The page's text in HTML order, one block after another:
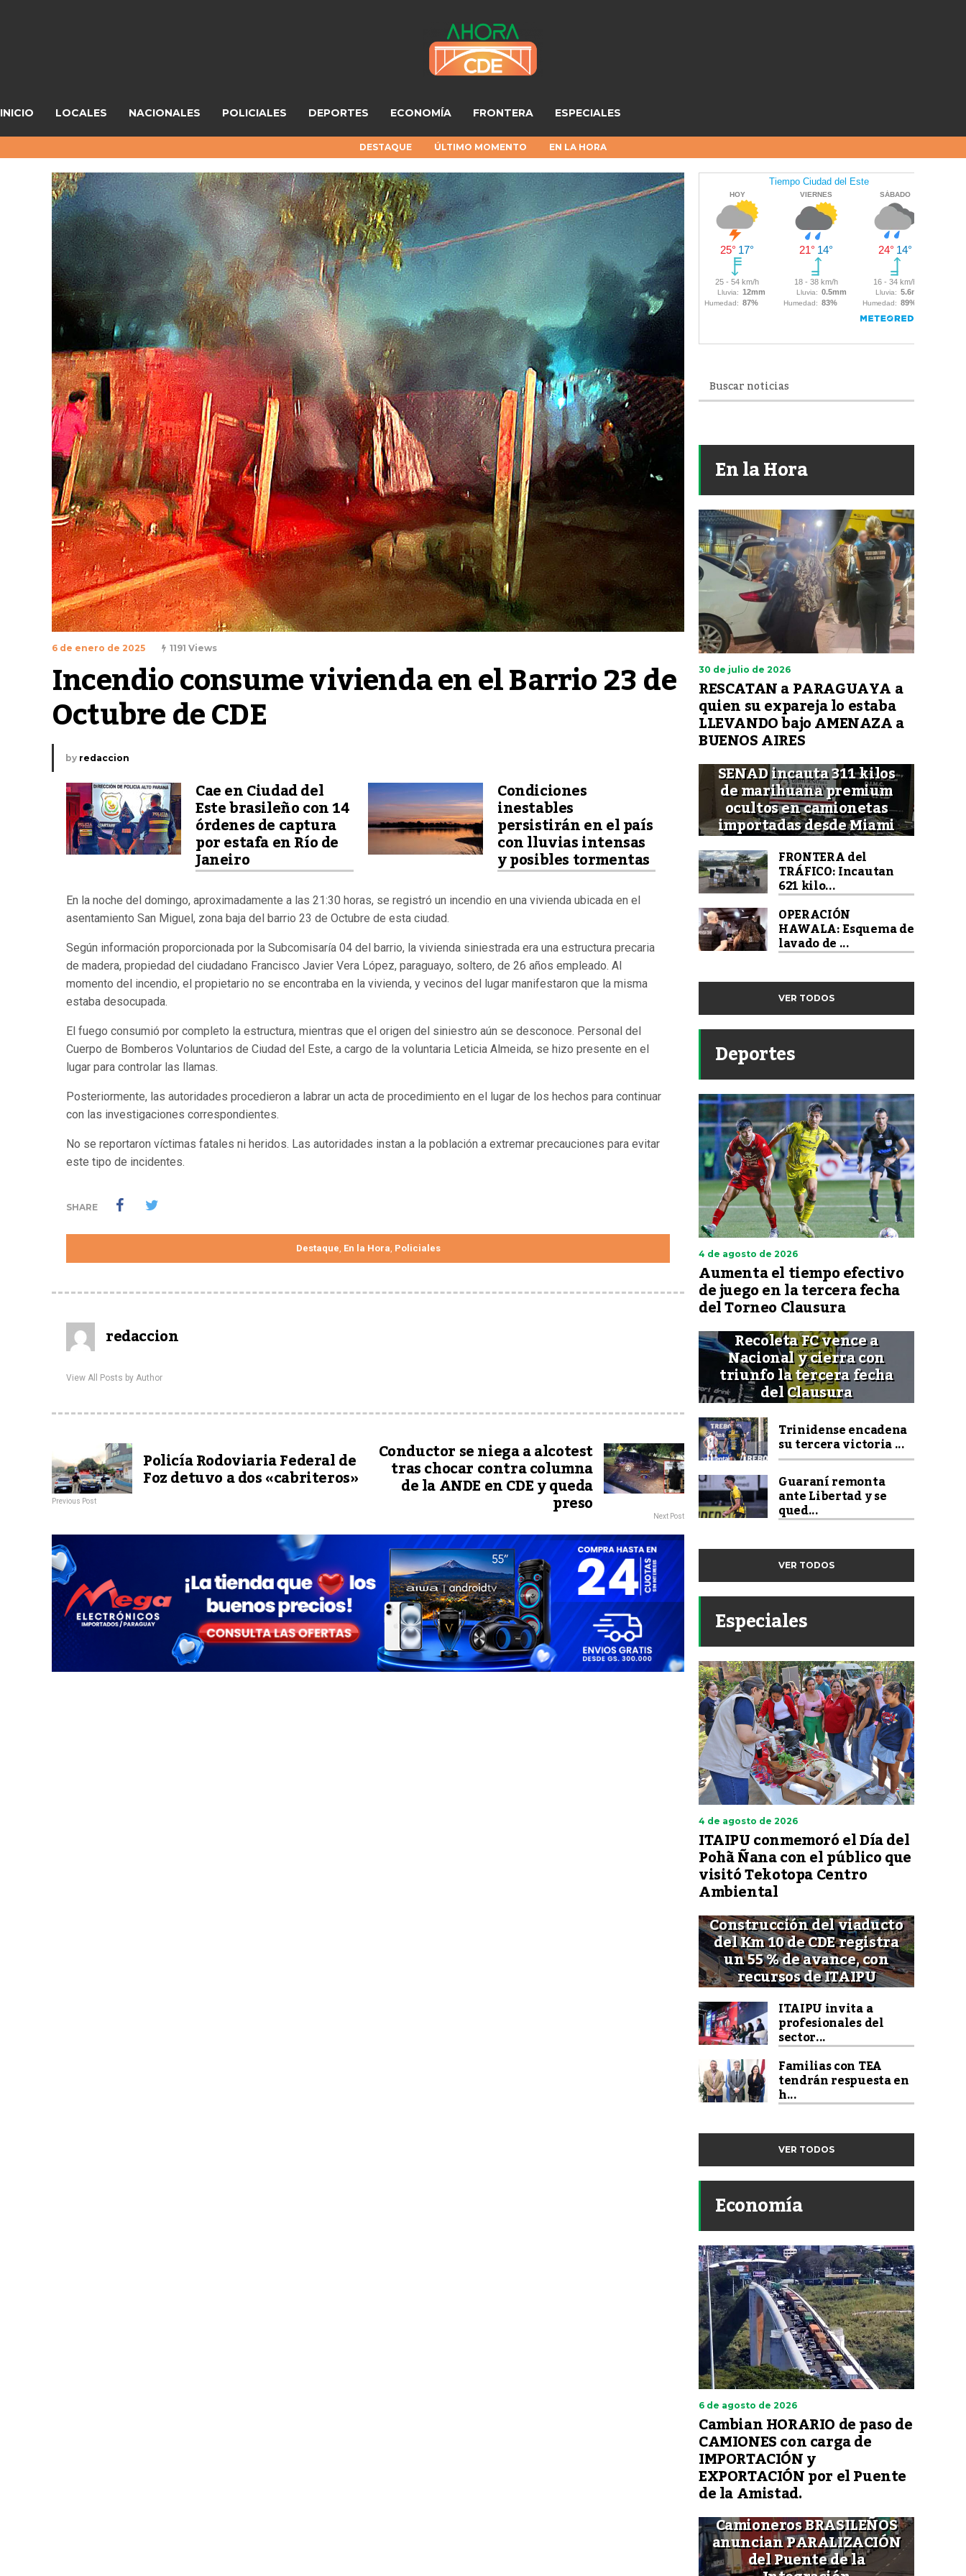
INICIO LOCALES NACIONALES POLICIALES DEPORTES ECONOMÍA FRONTERA ESPECIALES
DESTAQUE ÚLTIMO MOMENTO EN LA HORA
6 de enero de 2025 1191 Views
Incendio consume vivienda en el Barrio 23 de
Octubre de CDE
by redaccion
Cae en Ciudad del
Este brasileño con 14
órdenes de captura
por estafa en Río de
Janeiro
Condiciones
inestables
persistirán en el país
con lluvias intensas
y posibles tormentas
En la noche del domingo, aproximadamente a las 21:30 horas, se registró un incendio en una vivienda ubicada en el
asentamiento San Miguel, zona baja del barrio 23 de Octubre de esta ciudad.
Según información proporcionada por la Subcomisaría 04 del barrio, la vivienda siniestrada era una estructura precaria
de madera, propiedad del ciudadano Francisco Javier Vera López, paraguayo, soltero, de 26 años empleado. Al
momento del incendio, el propietario no se encontraba en la vivienda, y vecinos del lugar manifestaron que la misma
estaba desocupada.
El fuego consumió por completo la estructura, mientras que el origen del siniestro aún se desconoce. Personal del
Cuerpo de Bomberos Voluntarios de Ciudad del Este, a cargo de la voluntaria Leticia Almeida, se hizo presente en el
lugar para controlar las llamas.
Posteriormente, las autoridades procedieron a labrar un acta de procedimiento en el lugar de los hechos para continuar
con las investigaciones correspondientes.
No se reportaron víctimas fatales ni heridos. Las autoridades instan a la población a extremar precauciones para evitar
este tipo de incidentes.
SHARE
Destaque, En la Hora, Policiales
redaccion
View All Posts by Author
Policía Rodoviaria Federal de
Foz detuvo a dos «cabriteros»
Previous Post
Conductor se niega a alcotest
tras chocar contra columna
de la ANDE en CDE y queda
preso Next Post
En la Hora
30 de julio de 2026
RESCATAN a PARAGUAYA a
quien su expareja lo estaba
LLEVANDO bajo AMENAZA a
BUENOS AIRES
SENAD incauta 311 kilos
de marihuana premium
ocultos en camionetas
importadas desde Miami
FRONTERA del
TRÁFICO: Incautan
621 kilo...
OPERACIÓN
HAWALA: Esquema de
lavado de ...
VER TODOS
Deportes
4 de agosto de 2026
Aumenta el tiempo efectivo
de juego en la tercera fecha
del Torneo Clausura
Recoleta FC vence a
Nacional y cierra con
triunfo la tercera fecha
del Clausura
Trinidense encadena
su tercera victoria ...
Guaraní remonta
ante Libertad y se
qued...
VER TODOS
Especiales
4 de agosto de 2026
ITAIPU conmemoró el Día del
Pohã Ñana con el público que
visitó Tekotopa Centro
Ambiental
Construcción del viaducto
del Km 10 de CDE registra
un 55 % de avance, con
recursos de ITAIPU
ITAIPU invita a
profesionales del
sector...
Familias con TEA
tendrán respuesta en
h...
VER TODOS
Economía
6 de agosto de 2026
Cambian HORARIO de paso de
CAMIONES con carga de
IMPORTACIÓN y
EXPORTACIÓN por el Puente
de la Amistad.
Camioneros BRASILEÑOS
anuncian PARALIZACIÓN
del Puente de la